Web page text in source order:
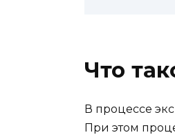
Что
В процессе
При этом